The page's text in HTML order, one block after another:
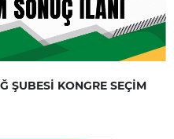
ŞUBESİ KONGRE SEÇİM